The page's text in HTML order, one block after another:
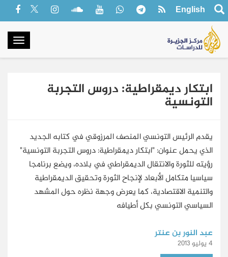
English
ابتكار ديمقراطية: دروس التجربة
التونسية
يقدم الرئيس التونسي المنصف المرزوقي في كتابه الجديد
الذي يحمل عنوان: "ابتكار ديمقراطية: دروس التجربة التونسية"
رؤيته للثورة والانتقال الديمقراطي في بلاده، ويضع برنامجا
سياسيا متكامل الأبعاد لإنجاح الثورة وتحقيق الديمقراطية
والتنمية الاقتصادية، كما يعرض وجهة نظره حول المشهد
السياسي التونسي بكل أطيافه
عبد النور بن عنتر
4 يوليو 2013